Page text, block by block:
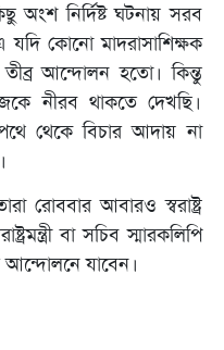
অংশ নির্দিষ্ট ঘটনায় সরব
কোনো মাদরাসাশিক্ষক
আন্দোলন হতো। কিন্তু
নীরব থাকতে দেখছি।
থেকে বিচার আদায় না
রোববার আবারও স্বরাষ্ট্র
বা সচিব স্মারকলিপি
আন্দোলনে যাবেন।